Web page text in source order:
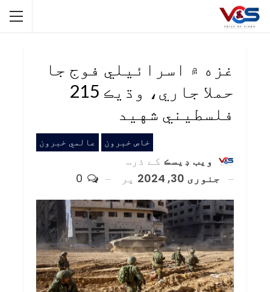
غزه ۾ اسرائيلي فوج جا
حملا جاري، وڌيڪ 215
فلسطيني شهيد
خاص خبرون عالمي خبرون
ويب ڊيسڪ کے ذریعہ
جنوری 30, 2024
پر